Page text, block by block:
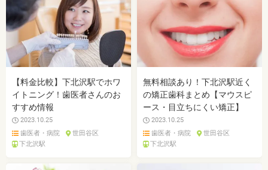
【料金比較】下北沢駅でホワ
イトニング！歯医者さんのお
すすめ情報
2023.10.25
歯医者・病院
世田谷区
下北沢駅
無料相談あり！下北沢駅近く
の矯正歯科まとめ【マウスピ
ース・目立ちにくい矯正】
2023.10.25
歯医者・病院
世田谷区
下北沢駅